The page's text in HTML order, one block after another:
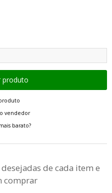
vendedor
barato?
de cada item e
comprar